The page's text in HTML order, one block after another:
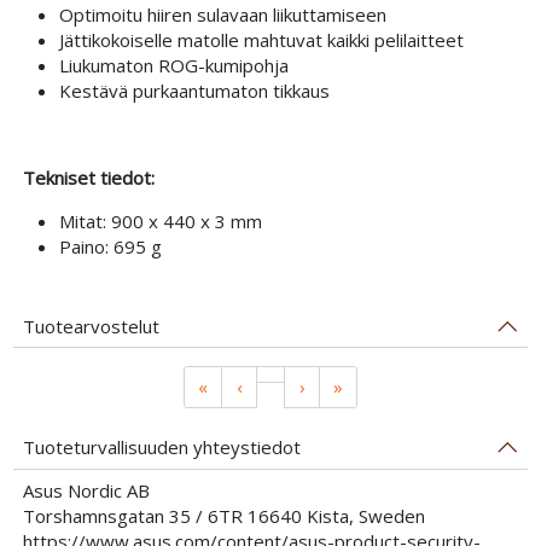
Optimoitu hiiren sulavaan liikuttamiseen
Jättikokoiselle matolle mahtuvat kaikki pelilaitteet
Liukumaton ROG-kumipohja
Kestävä purkaantumaton tikkaus
Tekniset tiedot:
Mitat: 900 x 440 x 3 mm
Paino: 695 g
Tuotearvostelut
« ‹ › »
Tuoteturvallisuuden yhteystiedot
Asus Nordic AB
Torshamnsgatan 35 / 6TR 16640 Kista, Sweden